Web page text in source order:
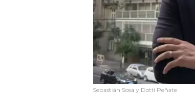
Sebastián Sosa y Dotti Peñate